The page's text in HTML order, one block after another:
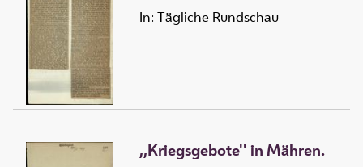
In: Tägliche Rundschau
,,Kriegsgebote'' in Mähren.